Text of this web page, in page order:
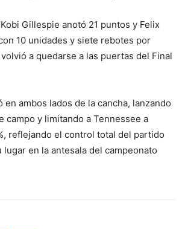
Gillespie anotó 21 puntos y Felix
10 unidades y siete rebotes por
a quedarse a las puertas del Final
en ambos lados de la cancha, lanzando
campo y limitando a Tennessee a
reflejando el control total del partido
lugar en la antesala del campeonato